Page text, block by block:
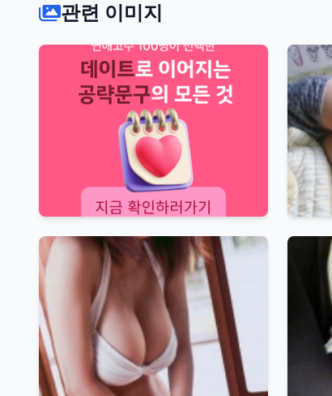
관련 이미지